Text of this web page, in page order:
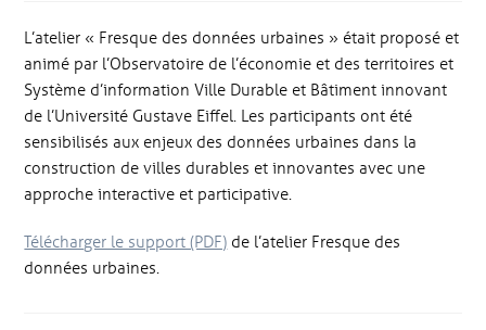
L’atelier « Fresque des données urbaines » était proposé et
animé par l’Observatoire de l’économie et des territoires et
Système d’information Ville Durable et Bâtiment innovant
de l’Université Gustave Eiffel. Les participants ont été
sensibilisés aux enjeux des données urbaines dans la
construction de villes durables et innovantes avec une
approche interactive et participative.
Télécharger le support (PDF) de l’atelier Fresque des
données urbaines.